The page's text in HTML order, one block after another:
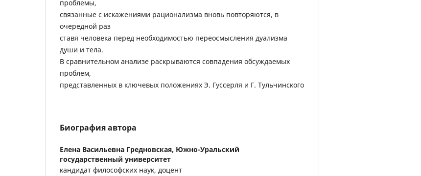
проблемы,
связанные с искажениями рационализма вновь повторяются, в
очередной раз
ставя человека перед необходимостью переосмысления дуализма
души и тела.
В сравнительном анализе раскрываются совпадения обсуждаемых
проблем,
представленных в ключевых положениях Э. Гуссерля и Г. Тульчинского
Биография автора
Елена Васильевна Гредновская, Южно-Уральский
государственный университет
кандидат философских наук, доцент